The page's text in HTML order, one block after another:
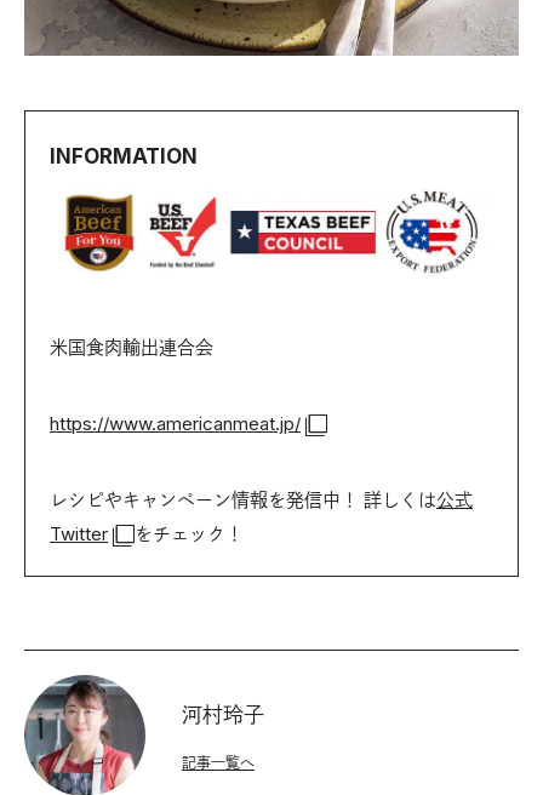
INFORMATION
米国食肉輸出連合会
https://www.americanmeat.jp/
レシピやキャンペーン情報を発信中！ 詳しくは公式
Twitter
をチェック！
河村玲子
記事一覧へ